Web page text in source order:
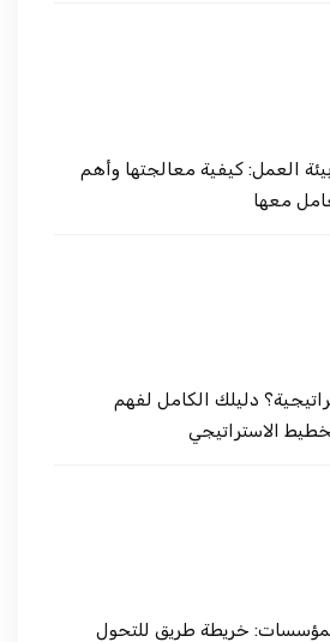
العمل: كيفية معالجتها وأهم
معها
دليلك الكامل لفهم
الاستراتيجي
للمؤسسات: خريطة طريق للتحول